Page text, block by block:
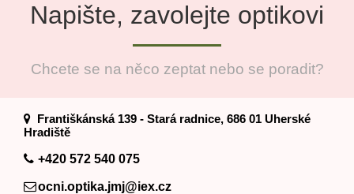
Napište, zavolejte optikovi
Chcete se na něco zeptat nebo se poradit?
Františkánská 139 - Stará radnice, 686 01 Uherské
Hradiště
+420 572 540 075
ocni.optika.jmj@iex.cz